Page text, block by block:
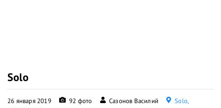
Solo
26 января 2019 92 фото Сазонов Василий
Solo,